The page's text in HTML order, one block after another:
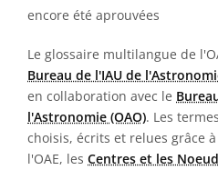
encore été aprouvées
Le glossaire multilangue de
Bureau de l'IAU de
en collaboration avec le
l'Astronomie (OAO). Les
choisis, écrits et relues grâce
l'OAE, les Centres et les